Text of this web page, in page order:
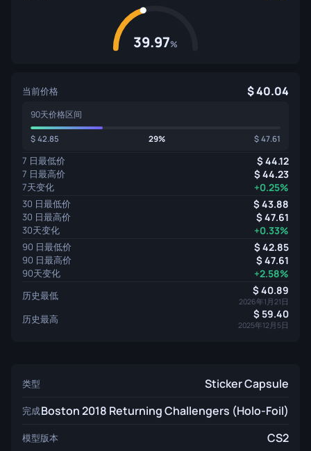
39.97%
当前价格 40.04
90天价格区间
42.85 29% 47.61
7 日最低价 44.12
7 日最高价 44.23
7天变化 +0.25%
30 日最低价 43.88
30 日最高价 47.61
30天变化 +0.33%
90 日最低价 42.85
90 日最高价 47.61
90天变化 +2.58%
历史最低 40.89
2026年1月21日
历史最高 59.40
2025年12月5日
类型 Sticker Capsule
完成Boston 2018 Returning Challengers (Holo-Foil)
模型版本 CS2